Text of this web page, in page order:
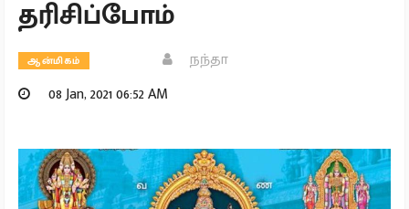
தரிசிப்போம்
ஆன்மிகம்
நந்தா
08 Jan, 2021 06:52 AM